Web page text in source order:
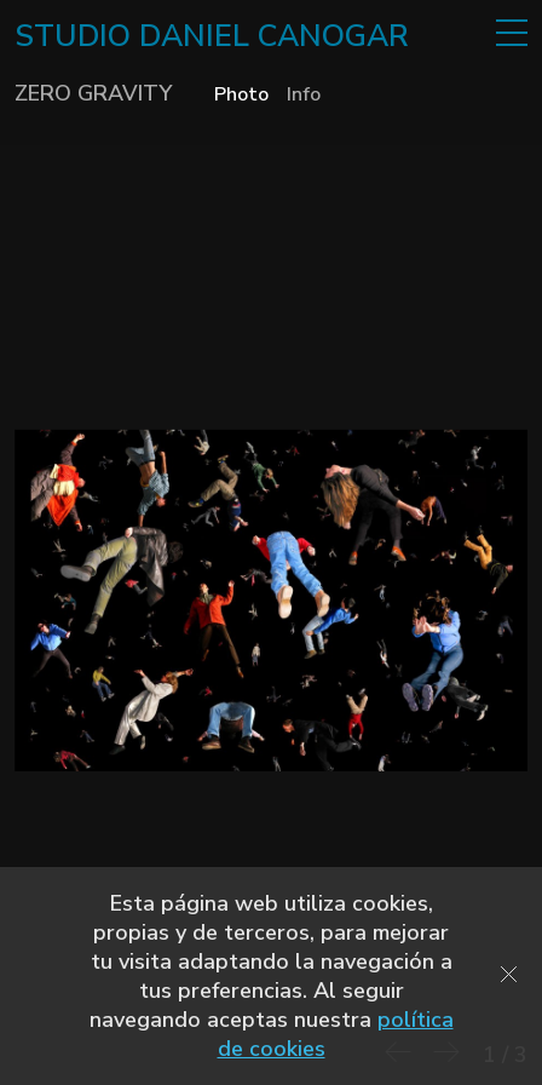
STUDIO DANIEL CANOGAR
ZERO GRAVITY Photo Info
Esta página web utiliza cookies,
propias y de terceros, para mejorar
tu visita adaptando la navegación a
tus preferencias. Al seguir
navegando aceptas nuestra política
de cookies